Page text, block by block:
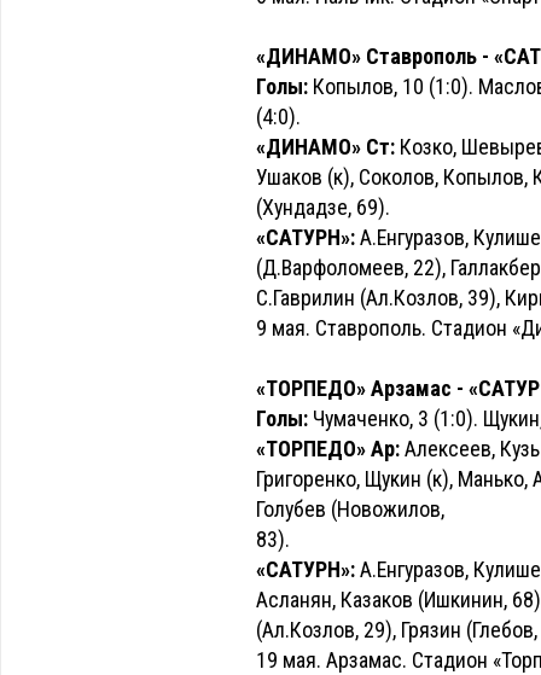
«ДИНАМО» Ставрополь -
Голы: Копылов, 10 (1:0).
(4:0).
«ДИНАМО» Ст: Козко,
Ушаков (к), Соколов,
(Хундадзе, 69).
«САТУРН»:А.Енгуразов,
(Д.Варфоломеев, 22),
С.Гаврилин (Ал.Козлов, 39),
9 мая. Ставрополь. Стадион
«ТОРПЕДО» Арзамас -
Голы: Чумаченко, 3 (1:0).
«ТОРПЕДО» Ар:Алексеев,
Григоренко, Щукин (к),
Голубев (Новожилов,
83).
«САТУРН»:А.Енгуразов,
Асланян, Казаков (Ишкинин,
(Ал.Козлов, 29), Грязин
19 мая. Арзамас. Стадион